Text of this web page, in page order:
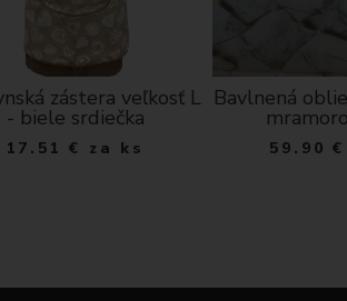
zástera veľkosť L
- biele srdiečka
17.51 € za ks
Bavlnená
59.90 €